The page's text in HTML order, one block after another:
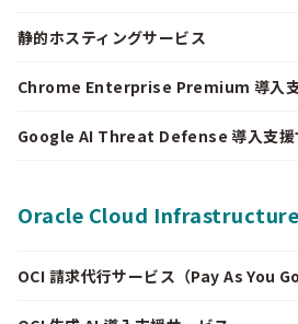
静的ホスティングサービス
Chrome Enterprise Premium 導入
Google AI Threat Defense 導入支援
Oracle Cloud Infrastructure
OCI 請求代行サービス（Pay As You Go